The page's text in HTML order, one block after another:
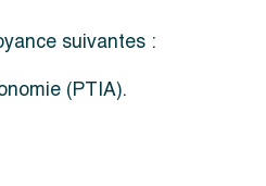
suivantes :
(PTIA).